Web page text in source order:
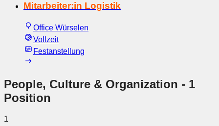
Mitarbeiter:in Logistik
Office Würselen
Vollzeit
Festanstellung
People, Culture & Organization - 1
Position
1